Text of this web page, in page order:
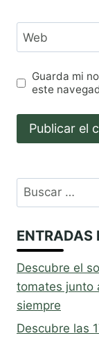
Web
Guarda mi
este
Buscar:
ENTRADAS
Descubre el
tomates junto
siempre
Descubre las